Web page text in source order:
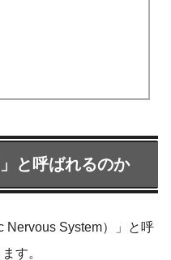
と呼ばれるのか
Nervous System）」と呼
す。